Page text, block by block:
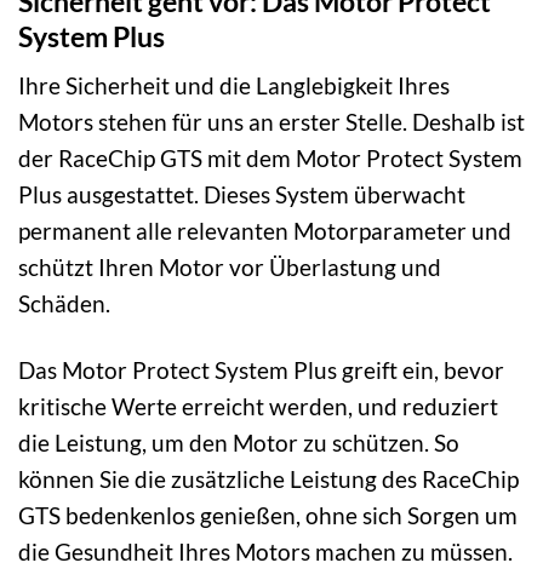
System Plus
Ihre Sicherheit und die Langlebigkeit Ihres
Motors stehen für uns an erster Stelle. Deshalb ist
der RaceChip GTS mit dem Motor Protect System
Plus ausgestattet. Dieses System überwacht
permanent alle relevanten Motorparameter und
schützt Ihren Motor vor Überlastung und
Schäden.
Das Motor Protect System Plus greift ein, bevor
kritische Werte erreicht werden, und reduziert
die Leistung, um den Motor zu schützen. So
können Sie die zusätzliche Leistung des RaceChip
GTS bedenkenlos genießen, ohne sich Sorgen um
die Gesundheit Ihres Motors machen zu müssen.